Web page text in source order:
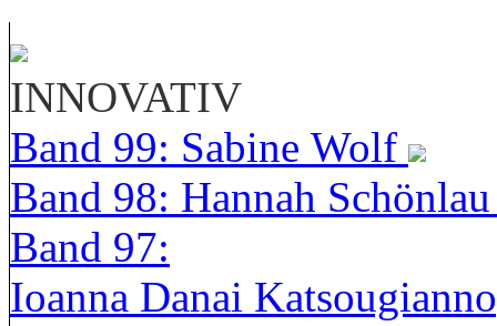
INNOVATIV
Band 99: Sabine Wolf
Band 98: Hannah
Band 97:
Ioanna Danai